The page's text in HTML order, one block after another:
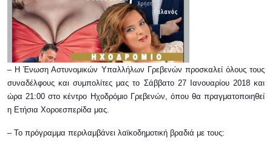
– Η Ένωση Αστυνομικών Υπαλλήλων Γρεβενών προσκαλεί όλους τους
συναδέλφους και συμπολίτες μας το Σάββατο 27 Ιανουαρίου 2018 και
ώρα 21:00 στο κέντρο Ηχοδρόμιο Γρεβενών, όπου θα πραγματοποιηθεί
η Ετήσια Χοροεσπερίδα μας.
– Το πρόγραμμα περιλαμβάνει λαϊκοδημοτική βραδιά με τους: